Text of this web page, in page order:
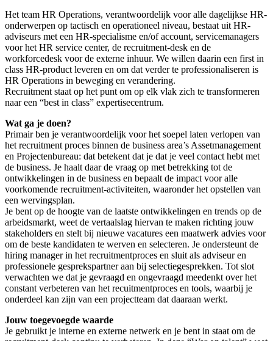
Het team HR Operations, verantwoordelijk voor alle dagelijkse HR-
onderwerpen op tactisch en operationeel niveau, bestaat uit HR-
adviseurs met een HR-specialisme en/of account, servicemanagers
voor het HR service center, de recruitment-desk en de
workforcedesk voor de externe inhuur. We willen daarin een first in
class HR-product leveren en om dat verder te professionaliseren is
HR Operations in beweging en verandering.
Recruitment staat op het punt om op elk vlak zich te transformeren
naar een “best in class” expertisecentrum.
Wat ga je doen?
Primair ben je verantwoordelijk voor het soepel laten verlopen van
het recruitment proces binnen de business area’s Assetmanagement
en Projectenbureau: dat betekent dat je dat je veel contact hebt met
de business. Je haalt daar de vraag op met betrekking tot de
ontwikkelingen in de business en bepaalt de impact voor alle
voorkomende recruitment-activiteiten, waaronder het opstellen van
een wervingsplan.
Je bent op de hoogte van de laatste ontwikkelingen en trends op de
arbeidsmarkt, weet de vertaalslag hiervan te maken richting jouw
stakeholders en stelt bij nieuwe vacatures een maatwerk advies voor
om de beste kandidaten te werven en selecteren. Je ondersteunt de
hiring manager in het recruitmentproces en sluit als adviseur en
professionele gesprekspartner aan bij selectiegesprekken. Tot slot
verwachten we dat je gevraagd en ongevraagd meedenkt over het
constant verbeteren van het recuitmentproces en tools, waarbij je
onderdeel kan zijn van een projectteam dat daaraan werkt.
Jouw toegevoegde waarde
Je gebruikt je interne en externe netwerk en je bent in staat om de